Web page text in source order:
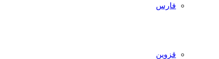
فارس
قزوین